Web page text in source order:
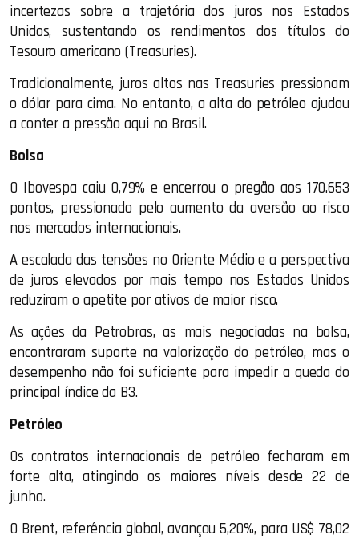
incertezas sobre a trajetória dos juros nos Estados
Unidos, sustentando os rendimentos dos títulos do
Tesouro americano (Treasuries).
Tradicionalmente, juros altos nas Treasuries pressionam
o dólar para cima. No entanto, a alta do petróleo ajudou
a conter a pressão aqui no Brasil.
Bolsa
O Ibovespa caiu 0,79% e encerrou o pregão aos 170.653
pontos, pressionado pelo aumento da aversão ao risco
nos mercados internacionais.
A escalada das tensões no Oriente Médio e a perspectiva
de juros elevados por mais tempo nos Estados Unidos
reduziram o apetite por ativos de maior risco.
As ações da Petrobras, as mais negociadas na bolsa,
encontraram suporte na valorização do petróleo, mas o
desempenho não foi suficiente para impedir a queda do
principal índice da B3.
Petróleo
Os contratos internacionais de petróleo fecharam em
forte alta, atingindo os maiores níveis desde 22 de
junho.
O Brent, referência global, avançou 5,20%, para US$ 78,02